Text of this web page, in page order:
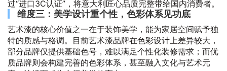
过“进口3C认证”，将意大利匠心品质完整带给国内消费者。
维度三：美学设计重个性，色彩体系见功底
艺术漆的核心价值之一在于装饰美学，能为家居空间赋予独
特的质感与格调。目前艺术漆品牌在色彩设计上差异较大，
部分品牌仅提供基础色号，难以满足个性化装修需求；而优
质品牌则会构建完善的色彩体系，甚至融入文化与艺术元